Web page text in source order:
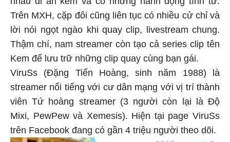
Trên MXH, cặp đôi cũng liên tục có nhiều cử chỉ và
lời nói ngọt ngào khi quay clip, livestream chung.
Thậm chí, nam streamer còn tạo cả series clip tên
Kem để lưu trữ những clip quay cùng bạn gái.
ViruSs (Đặng Tiến Hoàng, sinh năm 1988) là
streamer nổi tiếng với cư dân mạng với vị trí thành
viên Tứ hoàng streamer (3 người còn lại là Độ
Mixi, PewPew và Xemesis). Hiện tại page ViruSs
trên Facebook đang có gần 4 triệu người theo dõi.